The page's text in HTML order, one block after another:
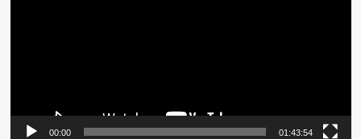
00:00 01:43:54